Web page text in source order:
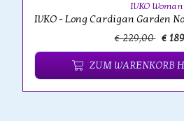
IVKO Woman
IVKO - Long Cardigan Garden
€ 229,00 €
ZUM WARENKORB